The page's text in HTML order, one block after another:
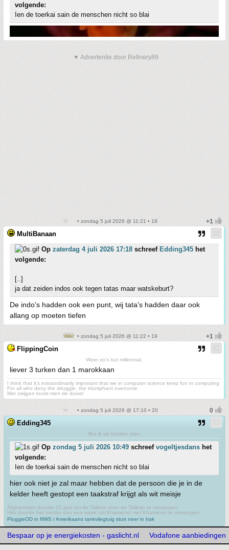
volgende:
Ien de toerkai sain de menschen nicht so blai
▼ Advertentie door Refinery89
• zondag 5 juli 2026 @ 11:21 • 18
MultiBanaan
Op zaterdag 4 juli 2026 17:18 schreef Edding345 het
volgende:
[..]
ja dat zeiden indos ook tegen tatas maar watskeburt?
De indo's hadden ook een punt, wij tata's hadden daar ook
allang op moeten tiefen
• zondag 5 juli 2026 @ 11:22 • 19
FlippingCoin
Weer zo'n kut millennial.
liever 3 turken dan 1 marokkaan
I think that it’s extraordinarily important that we in computer science keep fun in computing
For all who deny the struggle, the triumphant overcome
Met zwijgen kruist men de duivel
• zondag 5 juli 2026 @ 17:10 • 20
Edding345
Bro ik wil neuken man
Op zondag 5 juli 2026 10:49 schreef vogeltjesdans het
volgende:
Ien de toerkai sain de menschen nicht so blai
hier ook niet je zal maar hebben dat de persoon die je in de
kelder heeft gestopt een taakstraf krijgt als wit meisje
Afghanistan duurde 20 jaar om de Taliban door de Taliban te vervangen.
Hier duurde het minder dan een week om Khamenei met Khamenei te vervangen.
PluggieOD in NWS / Amerikaans tankvliegtuig stort neer in Irak
Bespaar op je energiekosten - gaslicht.nl Vodafone aanbiedingen